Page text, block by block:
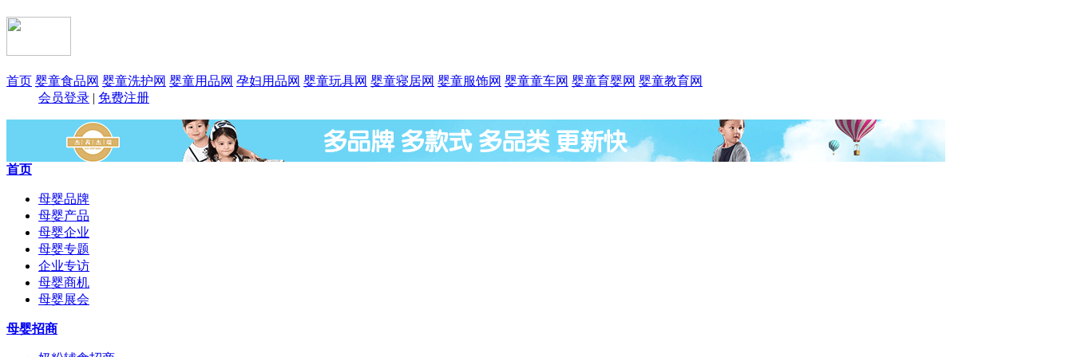
首页 婴童食品网 婴童洗护网 婴童用品网 孕妇用品网 婴童玩具网 婴童寝居网 婴童服饰网 婴童童车网 婴童育婴网 婴童教育网
会员登录 | 免费注册
首页
母婴品牌
母婴产品
母婴企业
母婴专题
企业专访
母婴商机
母婴展会
母婴招商